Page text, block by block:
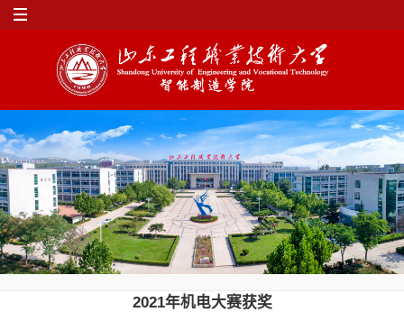
2021年机电大赛获奖